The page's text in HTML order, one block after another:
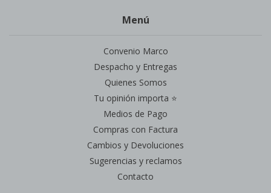
Menú
Convenio Marco
Despacho y Entregas
Quienes Somos
Tu opinión importa ⭐
Medios de Pago
Compras con Factura
Cambios y Devoluciones
Sugerencias y reclamos
Contacto